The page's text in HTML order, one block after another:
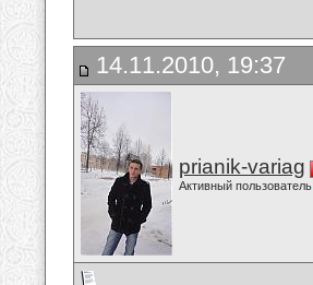
14.11.2010, 19:37
prianik-variag
Активный пользователь